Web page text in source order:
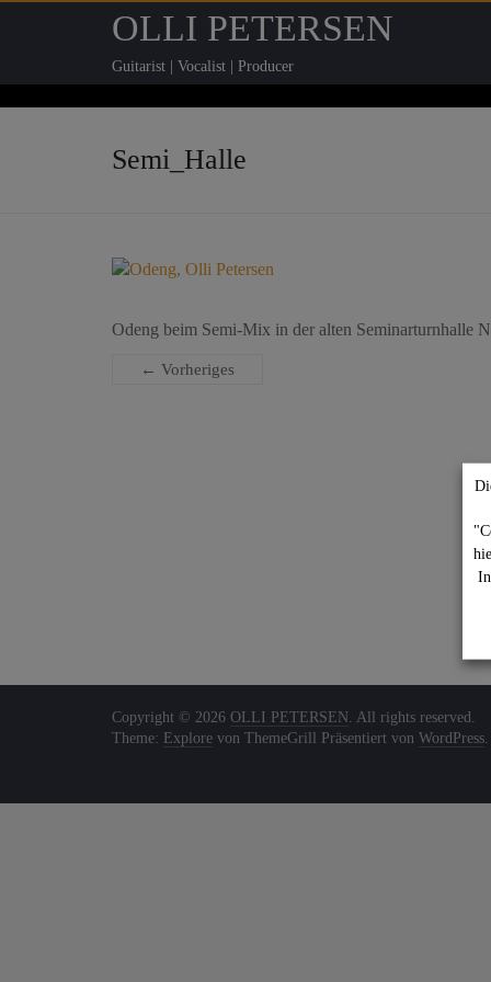
OLLI PETERSEN
Guitarist | Vocalist | Producer
Semi_Halle
Odeng beim Semi-Mix in der alten Seminarturnhalle
← Vorheriges
Copyright © 2026 OLLI PETERSEN . All rights reserved.
Theme: Explore von ThemeGrill Präsentiert von WordPress.